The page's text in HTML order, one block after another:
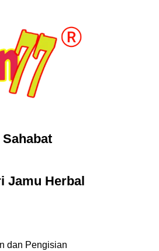
Sahabat
Jamu Herbal
dan Pengisian